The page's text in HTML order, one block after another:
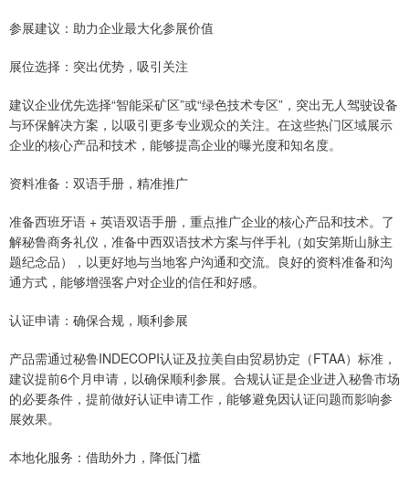
参展建议：助力企业最大化参展价值
展位选择：突出优势，吸引关注
建议企业优先选择“智能采矿区”或“绿色技术专区”，突出无人驾驶设备
与环保解决方案，以吸引更多专业观众的关注。在这些热门区域展示
企业的核心产品和技术，能够提高企业的曝光度和知名度。
资料准备：双语手册，精准推广
准备西班牙语 + 英语双语手册，重点推广企业的核心产品和技术。了
解秘鲁商务礼仪，准备中西双语技术方案与伴手礼（如安第斯山脉主
题纪念品），以更好地与当地客户沟通和交流。良好的资料准备和沟
通方式，能够增强客户对企业的信任和好感。
认证申请：确保合规，顺利参展
产品需通过秘鲁INDECOPI认证及拉美自由贸易协定（FTAA）标准，
建议提前6个月申请，以确保顺利参展。合规认证是企业进入秘鲁市场
的必要条件，提前做好认证申请工作，能够避免因认证问题而影响参
展效果。
本地化服务：借助外力，降低门槛